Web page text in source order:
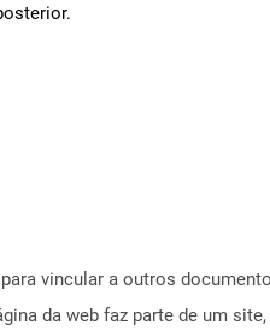
vincular a outros
da web faz parte de um